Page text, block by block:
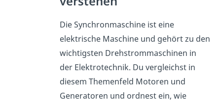
Die Synchronmaschine ist eine
elektrische Maschine und gehört zu den
wichtigsten Drehstrommaschinen in
der Elektrotechnik. Du vergleichst in
diesem Themenfeld Motoren und
Generatoren und ordnest ein, wie